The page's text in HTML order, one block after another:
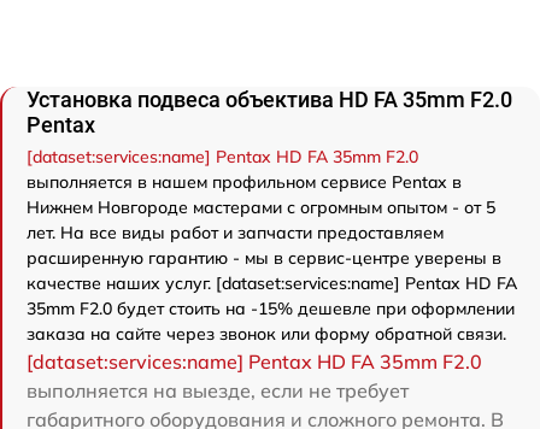
Установка подвеса объектива HD FA 35mm F2.0
Pentax
[dataset:services:name] Pentax HD FA 35mm F2.0
выполняется в нашем профильном сервисе Pentax в
Нижнем Новгороде мастерами с огромным опытом - от 5
лет. На все виды работ и запчасти предоставляем
расширенную гарантию - мы в сервис-центре уверены в
качестве наших услуг. [dataset:services:name] Pentax HD FA
35mm F2.0 будет стоить на -15% дешевле при оформлении
заказа на сайте через звонок или форму обратной связи.
[dataset:services:name] Pentax HD FA 35mm F2.0
выполняется на выезде, если не требует
габаритного оборудования и сложного ремонта. В